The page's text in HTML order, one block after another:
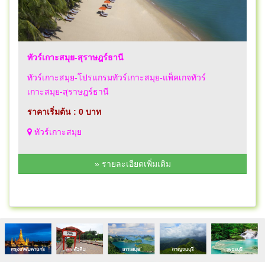
ทัวร์เกาะสมุย-สุราษฎร์ธานี
ทัวร์เกาะสมุย-โปรแกรมทัวร์เกาะสมุย-แพ็คเกจทัวร์
เกาะสมุย-สุราษฎร์ธานี
ราคาเริ่มต้น : 0 บาท
ทัวร์เกาะสมุย
» รายละเอียดเพิ่มเติม